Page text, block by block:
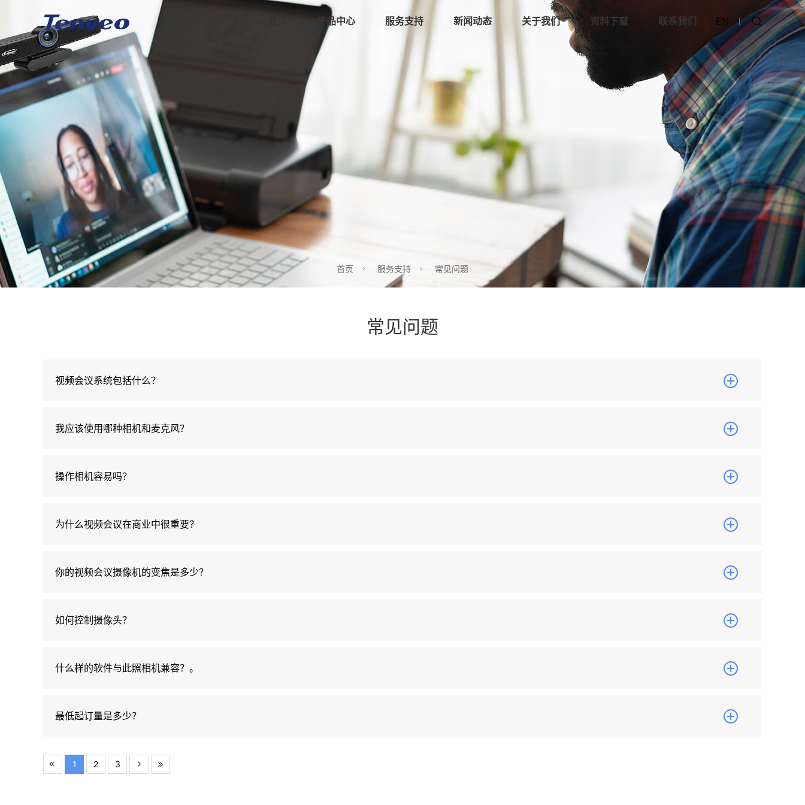
产品中心 服务支持 新闻动态 关于我们 资料下载 联系我们 EN
首页 服务支持 常见问题
常见问题
视频会议系统包括什么？
我应该使用哪种相机和麦克风？
操作相机容易吗？
为什么视频会议在商业中很重要？
你的视频会议摄像机的变焦是多少？
如何控制摄像头？
什么样的软件与此照相机兼容？。
最低起订量是多少？
1 2 3